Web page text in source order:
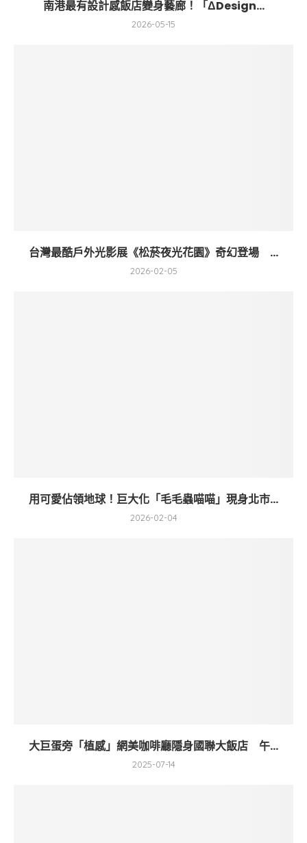
南港最有設計感飯店變身藝廊！「ΔDesign...
2026-05-15
台灣最酷戶外光影展《松菸夜光花園》奇幻登場 ...
2026-02-05
用可愛佔領地球！巨大化「毛毛蟲喵喵」現身北市...
2026-02-04
大巨蛋旁「植感」網美咖啡廳隱身國聯大飯店 午...
2025-07-14